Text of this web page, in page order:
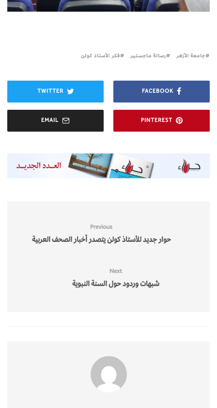
جامعة الأزهر رسالة ماجستير فكر الأستاذ كولن
FACEBOOK
TWITTER
PINTEREST
EMAIL
Previous
حوار جديد للأستاذ كولن يتصدر أخبار الصحف العربية
Next
شبهات وردود حول السنة النبوية